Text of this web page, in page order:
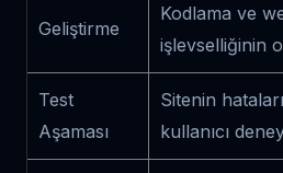
Geliştirme
Kodlama ve
işlevselliğinin
Test
Aşaması
Sitenin
kullanıcı